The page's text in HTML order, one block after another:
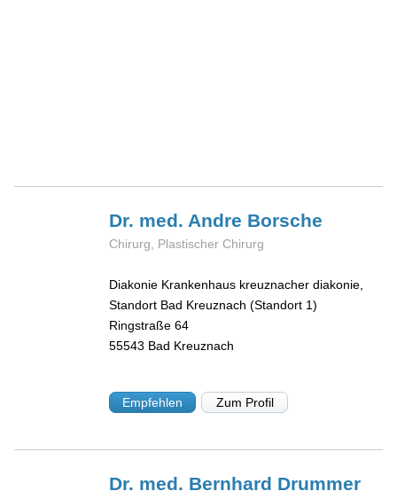
Dr. med. Andre Borsche
Chirurg, Plastischer Chirurg
Diakonie Krankenhaus kreuznacher diakonie,
Standort Bad Kreuznach (Standort 1)
Ringstraße 64
55543 Bad Kreuznach
Empfehlen Zum Profil
Dr. med. Bernhard Drummer